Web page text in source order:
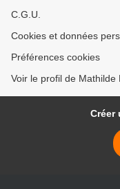
C.G.U.
Cookies et données
Préférences cookies
Voir le profil de
Créer